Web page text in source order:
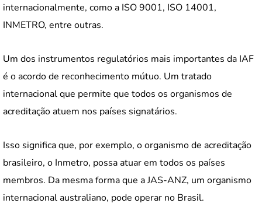
internacionalmente, como a ISO 9001, ISO 14001,
INMETRO, entre outras.
Um dos instrumentos regulatórios mais importantes da IAF
é o acordo de reconhecimento mútuo. Um tratado
internacional que permite que todos os organismos de
acreditação atuem nos países signatários.
Isso significa que, por exemplo, o organismo de acreditação
brasileiro, o Inmetro, possa atuar em todos os países
membros. Da mesma forma que a JAS-ANZ, um organismo
internacional australiano, pode operar no Brasil.